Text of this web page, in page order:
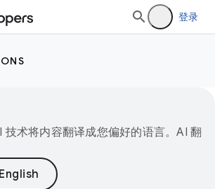
登录
术将内容翻译成您偏好的语言。AI 翻